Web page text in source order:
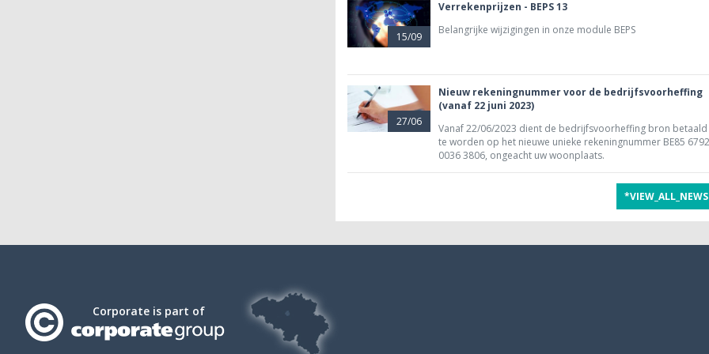
15/09
Verrekenprijzen - BEPS 13
Belangrijke wijzigingen in onze module BEPS
27/06
Nieuw rekeningnummer voor de bedrijfsvoorheffing
(vanaf 22 juni 2023)
Vanaf 22/06/2023 dient de bedrijfsvoorheffing bron betaald
te worden op het nieuwe unieke rekeningnummer BE85 6792
0036 3806, ongeacht uw woonplaats.
*VIEW_ALL_NEWS
Corporate is part of